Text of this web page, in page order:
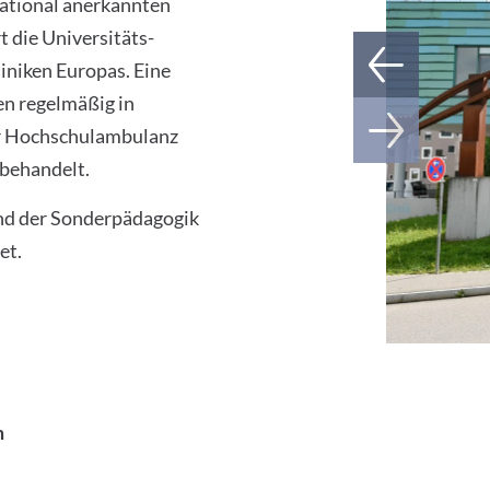
die Universitäts-
Europas. Eine
regelmäßig in
der Sonderpädagogik